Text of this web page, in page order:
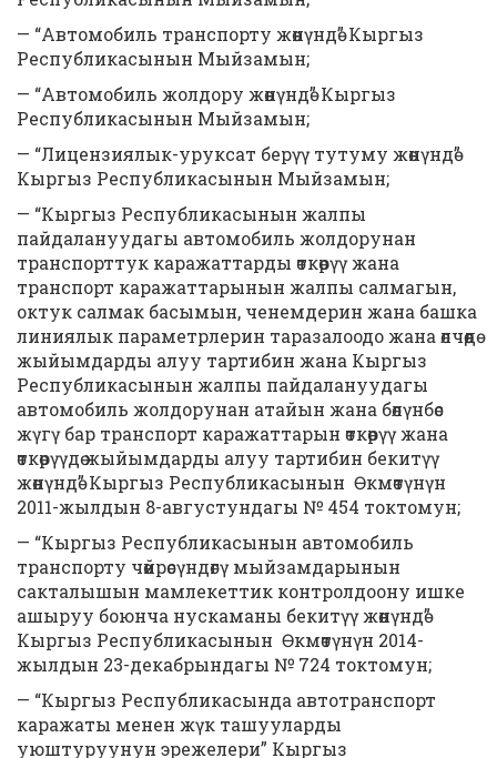
— “Автомобиль транспорту жөнүндө” Кыргыз
Республикасынын Мыйзамын;
— “Автомобиль жолдору жөнүндө” Кыргыз
Республикасынын Мыйзамын;
— “Лицензиялык-уруксат берүү тутуму жөнүндө”
Кыргыз Республикасынын Мыйзамын;
— “Кыргыз Республикасынын жалпы
пайдалануудагы автомобиль жолдорунан
транспорттук каражаттарды өткөрүү жана
транспорт каражаттарынын жалпы салмагын,
октук салмак басымын, ченемдерин жана башка
линиялык параметрлерин таразалоодо жана өлчөөдө
жыйымдарды алуу тартибин жана Кыргыз
Республикасынын жалпы пайдалануудагы
автомобиль жолдорунан атайын жана бөлүнбөс
жүгү бар транспорт каражаттарын өткөрүү жана
өткөрүүдө жыйымдарды алуу тартибин бекитүү
жөнүндө” Кыргыз Республикасынын Өкмөтүнүн
2011-жылдын 8-августундагы № 454 токтомун;
— “Кыргыз Республикасынын автомобиль
транспорту чөйрөсүндөгү мыйзамдарынын
сакталышын мамлекеттик контролдоону ишке
ашыруу боюнча нускаманы бекитүү жөнүндө”
Кыргыз Республикасынын Өкмөтүнүн 2014-
жылдын 23-декабрындагы № 724 токтомун;
— “Кыргыз Республикасында автотранспорт
каражаты менен жүк ташууларды
уюштуруунун эрежелери” Кыргыз